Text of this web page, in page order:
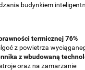
budynkiem
termicznej 76%
z powietrza
z wbudowaną
oraz na zamarzanie